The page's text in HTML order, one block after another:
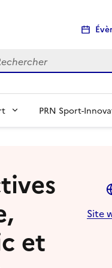
PRN Sport-
et
Site